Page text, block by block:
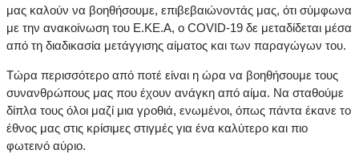
μας καλούν να βοηθήσουμε, επιβεβαιώνοντάς μας, ότι σύμφωνα
με την ανακοίνωση του Ε.ΚΕ.Α, ο COVID-19 δε μεταδίδεται μέσα
από τη διαδικασία μετάγγισης αίματος και των παραγώγων του.
Τώρα περισσότερο από ποτέ είναι η ώρα να βοηθήσουμε τους
συνανθρώπους μας που έχουν ανάγκη από αίμα. Να σταθούμε
δίπλα τους όλοι μαζί μια γροθιά, ενωμένοι, όπως πάντα έκανε το
έθνος μας στις κρίσιμες στιγμές για ένα καλύτερο και πιο
φωτεινό αύριο.